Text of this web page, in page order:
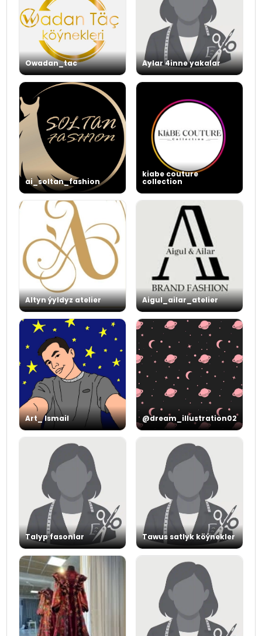
Owadan_tac Aylar 4inne yakalar
ai_soltan_fashion
kiabe couture
collection
Altyn ýyldyz atelier Aigul_ailar_atelier
Art_ Ismail @dream_illustration02
Talyp fasonlar Tawus satlyk köýnekler